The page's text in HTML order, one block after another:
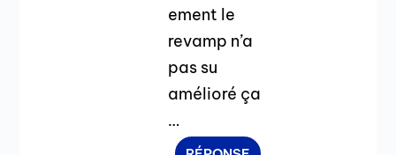
ement le
revamp n’a
pas su
amélioré ça
…